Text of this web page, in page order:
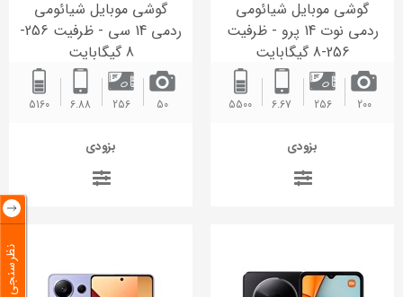
گوشی موبایل شیائومی
ردمی نوت 14 پرو - ظرفیت
256-8 گیگابایت
200
256
6.67
5500
بزودی
گوشی موبایل شیائومی
ردمی 14 سی - ظرفیت 256-
8 گیگابایت
50
256
6.88
5160
بزودی
نظرسنجی